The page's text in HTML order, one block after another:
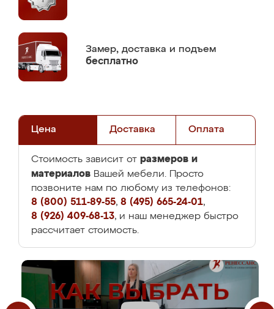
Замер, доставка и подъем
бесплатно
Цена Доставка Оплата
Стоимость зависит от размеров и
материалов Вашей мебели. Просто
позвоните нам по любому из телефонов:
8 (800) 511-89-55, 8 (495) 665-24-01,
8 (926) 409-68-13, и наш менеджер быстро
рассчитает стоимость.